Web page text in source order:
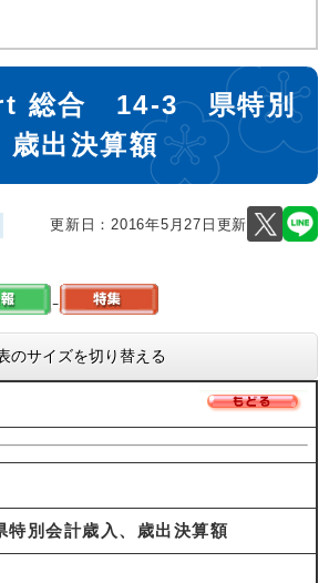
総合 14-3 県特別
歳出決算額
更新日：2016年5月27日更新
のサイズを切り替える
別会計歳入、歳出決算額